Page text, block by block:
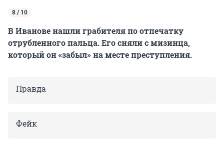
8 / 10
В Иванове нашли грабителя по отпечатку
отрубленного пальца. Его сняли с мизинца,
который он «забыл» на месте преступления.
Правда
Фейк